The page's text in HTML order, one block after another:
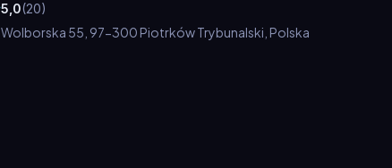
5,0(20)
Wolborska 55, 97-300 Piotrków Trybunalski, Polska